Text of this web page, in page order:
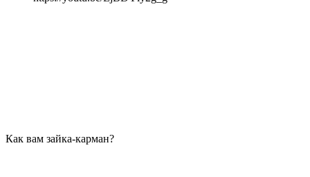
Как вам зайка-карман?